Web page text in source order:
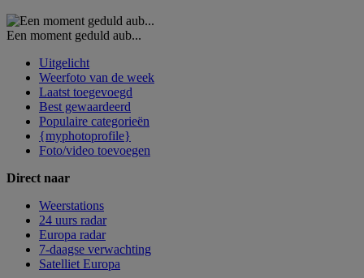
Een moment geduld aub...
Uitgelicht
Weerfoto van de week
Laatst toegevoegd
Best gewaardeerd
Populaire categorieën
{myphotoprofile}
Foto/video toevoegen
Direct naar
Weerstations
24 uurs radar
Europa radar
7-daagse verwachting
Satelliet Europa